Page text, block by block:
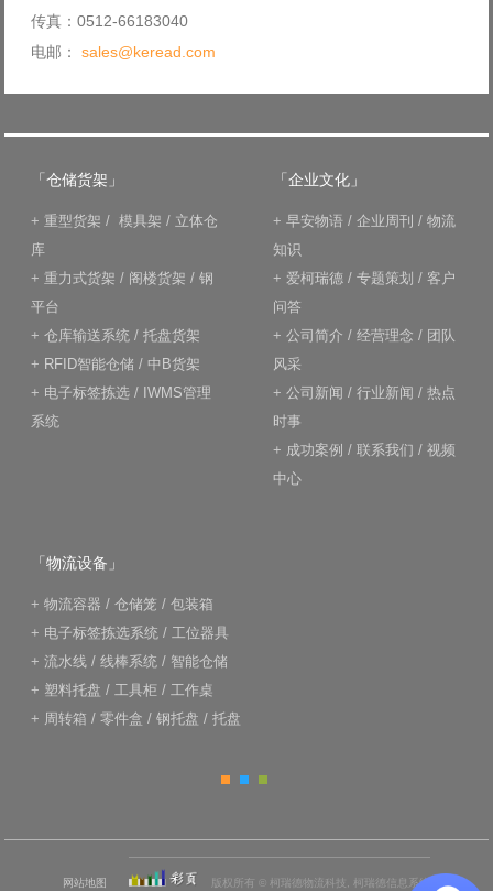
传真：0512-66183040
电邮： sales@keread.com
「仓储货架」
+ 重型货架 / 模具架 / 立体仓
库
+ 重力式货架 / 阁楼货架 / 钢
平台
+ 仓库输送系统 / 托盘货架
+ RFID智能仓储 / 中B货架
+ 电子标签拣选 / IWMS管理
系统
「企业文化」
+ 早安物语 / 企业周刊 / 物流
知识
+ 爱柯瑞德 / 专题策划 / 客户
问答
+ 公司简介 / 经营理念 / 团队
风采
+ 公司新闻 / 行业新闻 / 热点
时事
+ 成功案例 / 联系我们 / 视频
中心
「物流设备」
+ 物流容器 / 仓储笼 / 包装箱
+ 电子标签拣选系统 / 工位器具
+ 流水线 / 线棒系统 / 智能仓储
+ 塑料托盘 / 工具柜 / 工作桌
+ 周转箱 / 零件盒 / 钢托盘 / 托盘
网站地图 版权所有 © 柯瑞德物流科技, 柯瑞德信息系统